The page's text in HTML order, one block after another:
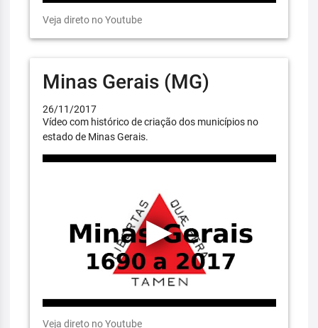
Veja direto no Youtube
Minas Gerais (MG)
26/11/2017
Vídeo com histórico de criação dos municípios no
estado de Minas Gerais.
Veja direto no Youtube